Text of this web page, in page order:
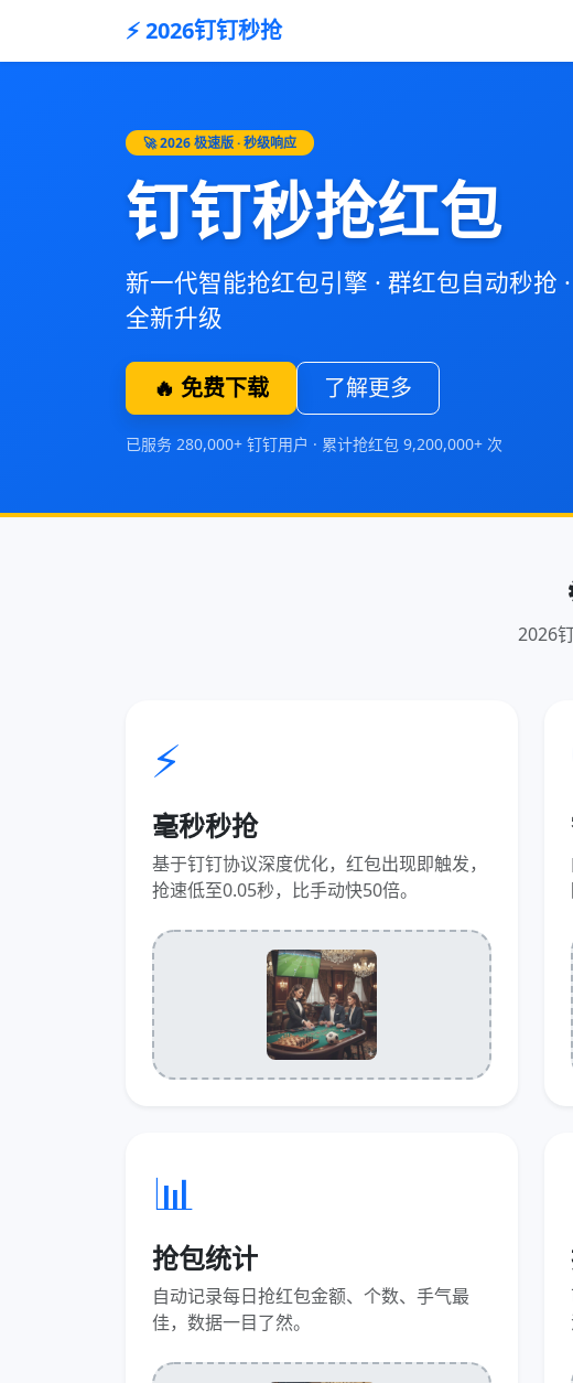
⚡ 2026钉钉秒抢
🚀 2026 极速版 · 秒级响应
钉钉秒抢红包
新一代智能抢红包引擎 · 群红包自动秒抢
全新升级
🔥 免费下载 了解更多
已服务 280,000+ 钉钉用户 · 累计抢红包 9,200,000+ 次
2026
⚡
毫秒秒抢
基于钉钉协议深度优化，红包出现即触发，
抢速低至0.05秒，比手动快50倍。
📊
抢包统计
自动记录每日抢红包金额、个数、手气最
佳，数据一目了然。